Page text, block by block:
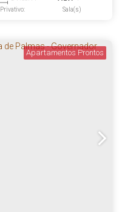
Privativo: Sala(s)
Apartamentos Prontos